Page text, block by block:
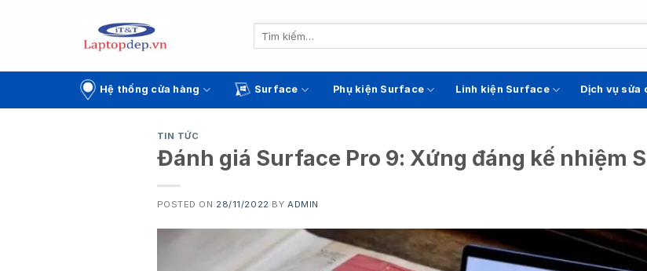
Hệ thống cửa hàng Surface Phụ kiện Surface Linh kiện Surface Dịch vụ sửa
TIN TỨC
Đánh giá Surface Pro 9: Xứng đáng kế nhiệm
POSTED ON 28/11/2022 BY ADMIN